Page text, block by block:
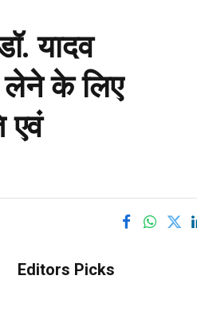
यादव
लेने के लिए
एवं
Editors Picks